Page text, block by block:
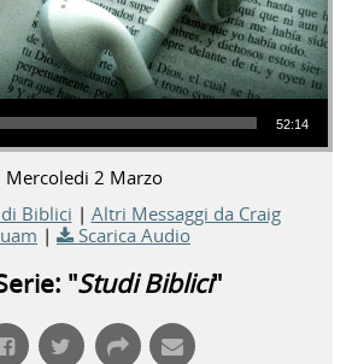
52:14
2 Marzo
Biblici | Altri Messaggi da Craig
| Scarica Audio
"Studi Biblici"